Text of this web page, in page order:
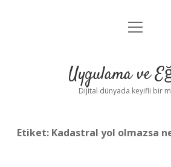
Anasayfa
Yasal Uyarı
menüyü
Uygulama ve
Dijital dünyada keyifli bir
Etiket: Kadastral yol olmazsa